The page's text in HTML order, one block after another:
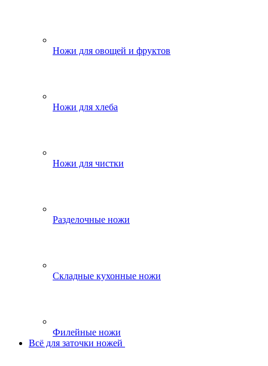
Ножи для овощей и фруктов
Ножи для хлеба
Ножи для чистки
Разделочные ножи
Складные кухонные ножи
Филейные ножи
Всё для заточки ножей